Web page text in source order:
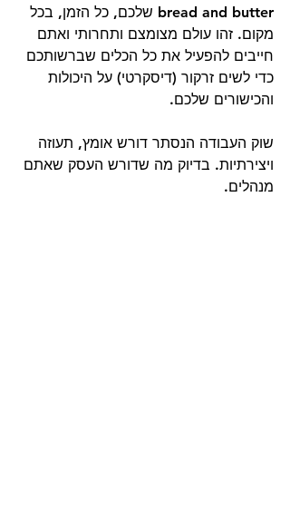
bread and butter שלכם, כל הזמן, בכל
מקום. זהו עולם מצומצם ותחרותי ואתם
חייבים להפעיל את כל הכלים שברשותכם
כדי לשים זרקור (דיסקרטי) על היכולות
והכישורים שלכם.
שוק העבודה הנסתר דורש אומץ, תעוזה
ויצירתיות. בדיוק מה שדורש העסק שאתם
מנהלים.